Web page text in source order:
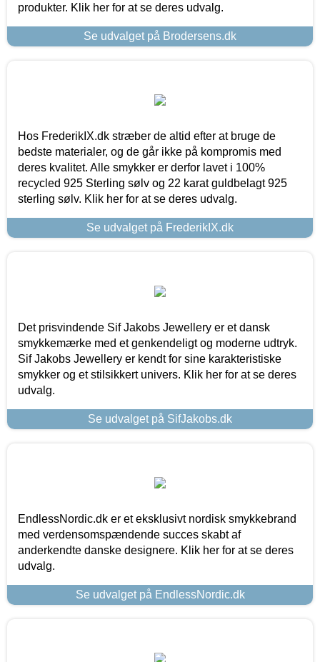
produkter. Klik her for at se deres udvalg.
Se udvalget på Brodersens.dk
Hos FrederikIX.dk stræber de altid efter at bruge de
bedste materialer, og de går ikke på kompromis med
deres kvalitet. Alle smykker er derfor lavet i 100%
recycled 925 Sterling sølv og 22 karat guldbelagt 925
sterling sølv. Klik her for at se deres udvalg.
Se udvalget på FrederikIX.dk
Det prisvindende Sif Jakobs Jewellery er et dansk
smykkemærke med et genkendeligt og moderne udtryk.
Sif Jakobs Jewellery er kendt for sine karakteristiske
smykker og et stilsikkert univers. Klik her for at se deres
udvalg.
Se udvalget på SifJakobs.dk
EndlessNordic.dk er et eksklusivt nordisk smykkebrand
med verdensomspændende succes skabt af
anderkendte danske designere. Klik her for at se deres
udvalg.
Se udvalget på EndlessNordic.dk